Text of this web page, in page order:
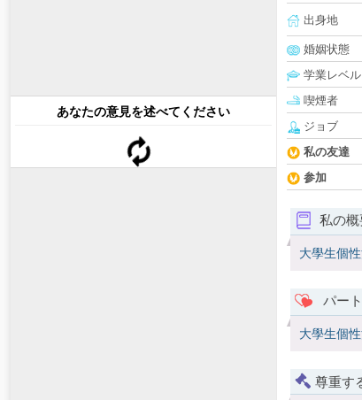
あなたの意見を述べてください
出身地
婚姻状態
学業レベル
喫煙者
ジョブ
私の友達
参加
私の概
大學生個
パー
大學生個
尊重す